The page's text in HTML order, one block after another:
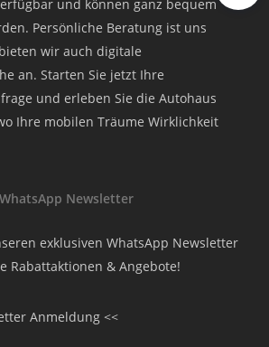
und können ganz bequem
Persönliche Beratung ist uns
wir auch digitale
an. Starten Sie jetzt Ihre
und erleben Sie die Autohaus
Ihre mobilen Träume Wirklichkeit
Newsletter
exklusiven WhatsApp Newsletter
Rabattaktionen & Angebote!
Anmeldung <<